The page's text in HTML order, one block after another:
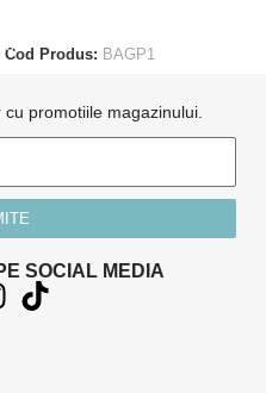
Cod Produs: BAGP1
promotiile magazinului.
SOCIAL MEDIA